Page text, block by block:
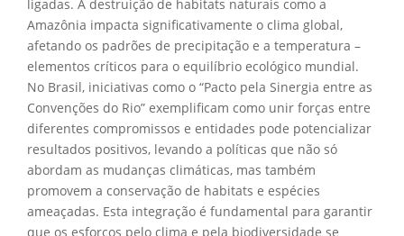
ligadas. A destruição de habitats naturais como a
Amazônia impacta significativamente o clima global,
afetando os padrões de precipitação e a temperatura –
elementos críticos para o equilíbrio ecológico mundial.
No Brasil, iniciativas como o “Pacto pela Sinergia entre as
Convenções do Rio” exemplificam como unir forças entre
diferentes compromissos e entidades pode potencializar
resultados positivos, levando a políticas que não só
abordam as mudanças climáticas, mas também
promovem a conservação de habitats e espécies
ameaçadas. Esta integração é fundamental para garantir
que os esforços pelo clima e pela biodiversidade se